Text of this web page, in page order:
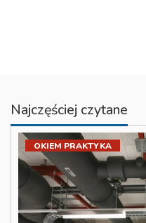
Najczęściej czytane
OKIEM PRAKTYKA